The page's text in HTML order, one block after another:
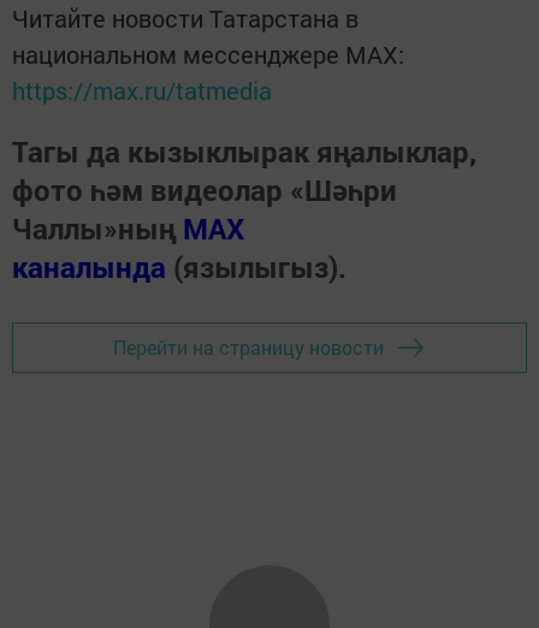
Читайте новости Татарстана в
национальном мессенджере MАХ:
https://max.ru/tatmedia
Тагы да кызыклырак яңалыклар,
фото һәм видеолар «Шәһри
Чаллы»ның MAX
каналында (язылыгыз).
Перейти на страницу новости